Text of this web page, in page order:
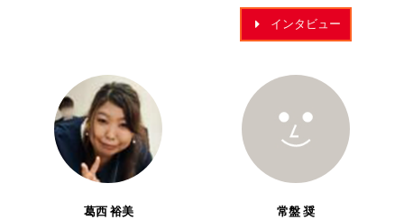
インタビュー
葛西 裕美 常盤 奨